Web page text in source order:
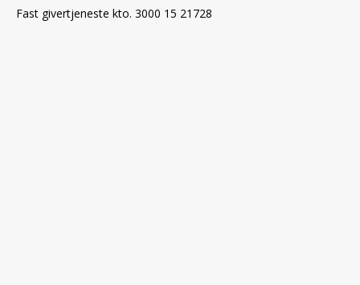
Fast givertjeneste kto. 3000 15 21728